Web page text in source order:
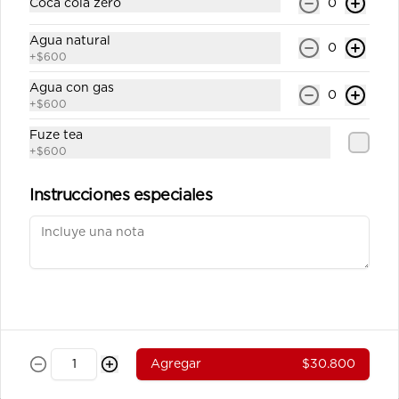
Carne Teriyaki Vegetales
salsa teriyaki servidas en  una base
Vegetales
$37.800
Pollo Teriyaki sobre base de
Julianas de pechuga de pollo
Coca cola zero 0
Agua natural
+$600
0
Agua con gas
+$600
0
Fuze tea
+$600
Instrucciones especiales
Agregar $30.800